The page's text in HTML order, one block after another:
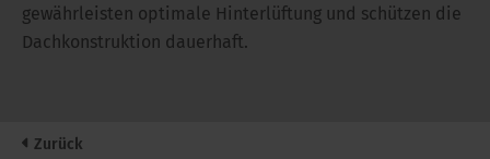
gewährleisten optimale Hinterlüftung und schützen die
Dachkonstruktion dauerhaft.
Zurück